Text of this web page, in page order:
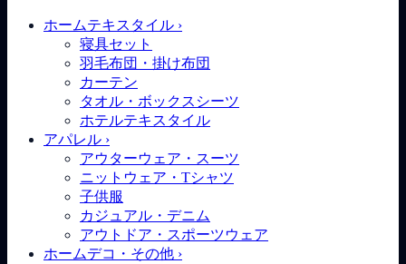
ホームテキスタイル ›
寝具セット
羽毛布団・掛け布団
カーテン
タオル・ボックスシーツ
ホテルテキスタイル
アパレル ›
アウターウェア・スーツ
ニットウェア・Tシャツ
子供服
カジュアル・デニム
アウトドア・スポーツウェア
ホームデコ・その他 ›